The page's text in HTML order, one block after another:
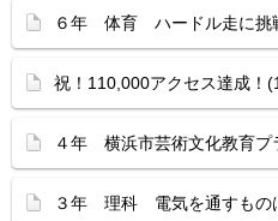
６年 体育 ハードル走に挑
祝！110,000アクセス達成！
４年 横浜市芸術文化教育プ
３年 理科 電気を通すもの